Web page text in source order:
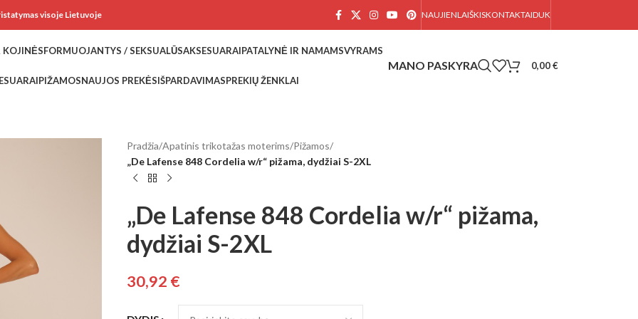
visoje Lietuvoje NAUJIENLAIŠKISKONTAKTAIDUK
KOJINĖSFORMUOJANTYS / SEKSUALŪSAKSESUARAIPATALYNĖ IR NAMAMSVYRAMS
PIŽAMOSNAUJOS PREKĖSIŠPARDAVIMASPREKIŲ ŽENKLAI
0,00€
Pradžia/Apatinis trikotažas moterims/Pižamos/
„De Lafense 848 Cordelia w/r“ pižama, dydžiai S-2XL
„De Lafense 848 Cordelia w/r“ pižama,
dydžiai S-2XL
30,92 €